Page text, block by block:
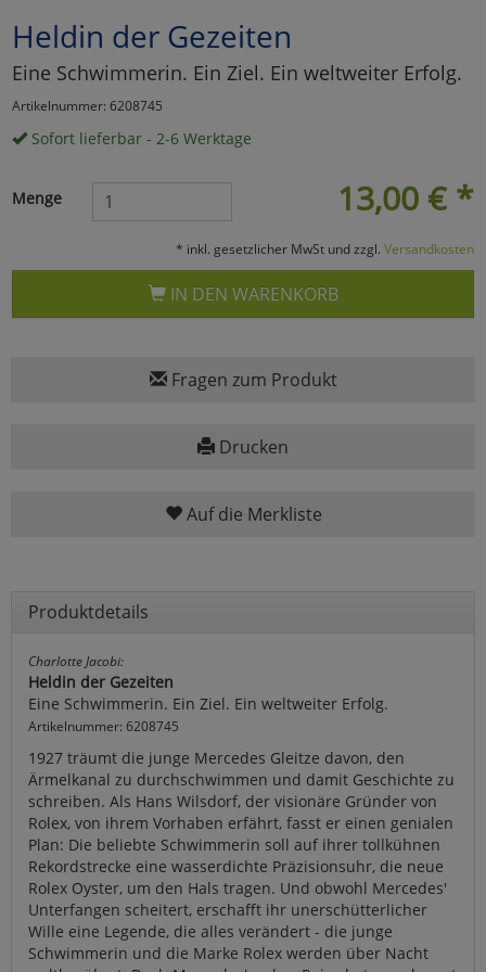
Heldin der Gezeiten
Eine Schwimmerin. Ein Ziel. Ein weltweiter Erfolg.
Artikelnummer: 6208745
Sofort lieferbar - 2-6 Werktage
13,00 € *
Menge
* inkl. gesetzlicher MwSt und zzgl. Versandkosten
IN DEN WARENKORB
Fragen zum Produkt
Drucken
Auf die Merkliste
Produktdetails
Charlotte Jacobi:
Heldin der Gezeiten
Eine Schwimmerin. Ein Ziel. Ein weltweiter Erfolg.
Artikelnummer: 6208745
1927 träumt die junge Mercedes Gleitze davon, den
Ärmelkanal zu durchschwimmen und damit Geschichte zu
schreiben. Als Hans Wilsdorf, der visionäre Gründer von
Rolex, von ihrem Vorhaben erfährt, fasst er einen genialen
Plan: Die beliebte Schwimmerin soll auf ihrer tollkühnen
Rekordstrecke eine wasserdichte Präzisionsuhr, die neue
Rolex Oyster, um den Hals tragen. Und obwohl Mercedes'
Unterfangen scheitert, erschafft ihr unerschütterlicher
Wille eine Legende, die alles verändert - die junge
Schwimmerin und die Marke Rolex werden über Nacht
Marketing
Umfragetools
Cookies
Alle Akzeptieren
Cookies
zurückzu Haupptseite